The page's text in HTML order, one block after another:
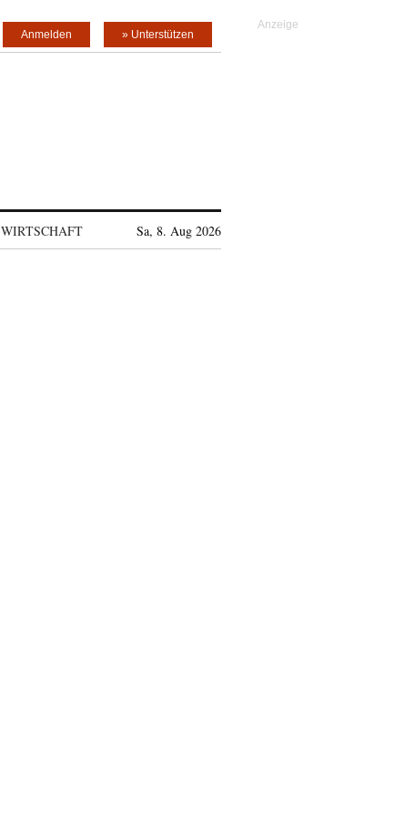
» Unterstützen
Anmelden
WIRTSCHAFT Sa, 8. Aug 2026